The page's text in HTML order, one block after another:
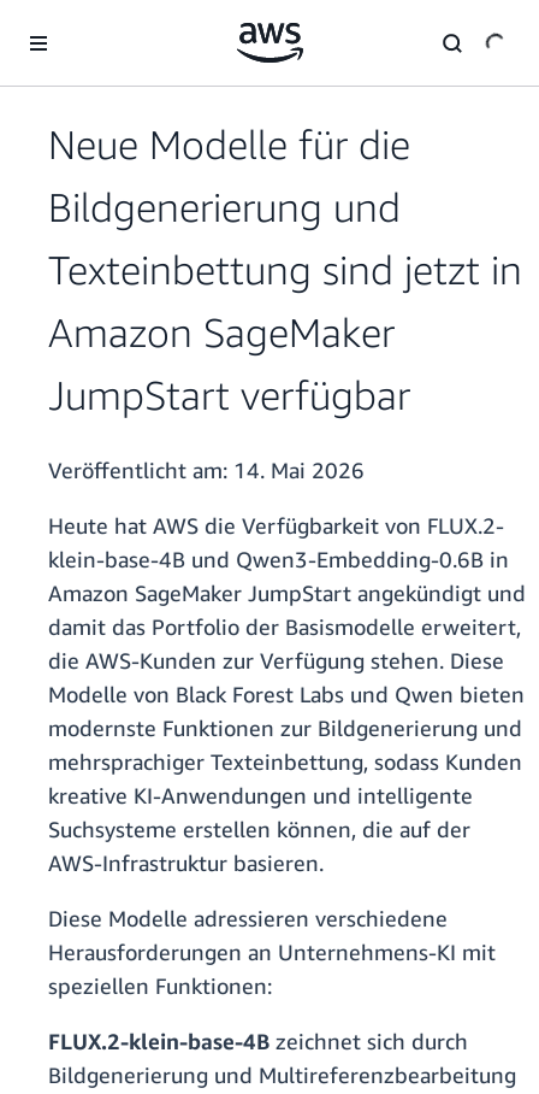
Überspringen zum Hauptinhalt
Neue Modelle für die
Bildgenerierung und
Texteinbettung sind jetzt in
Amazon SageMaker
JumpStart verfügbar
Veröffentlicht am: 14. Mai 2026
Heute hat AWS die Verfügbarkeit von FLUX.2-
klein-base-4B und Qwen3-Embedding-0.6B in
Amazon SageMaker JumpStart angekündigt und
damit das Portfolio der Basismodelle erweitert,
die AWS-Kunden zur Verfügung stehen. Diese
Modelle von Black Forest Labs und Qwen bieten
modernste Funktionen zur Bildgenerierung und
mehrsprachiger Texteinbettung, sodass Kunden
kreative KI-Anwendungen und intelligente
Suchsysteme erstellen können, die auf der
AWS-Infrastruktur basieren.
Diese Modelle adressieren verschiedene
Herausforderungen an Unternehmens-KI mit
speziellen Funktionen:
FLUX.2-klein-base-4B zeichnet sich durch
Bildgenerierung und Multireferenzbearbeitung